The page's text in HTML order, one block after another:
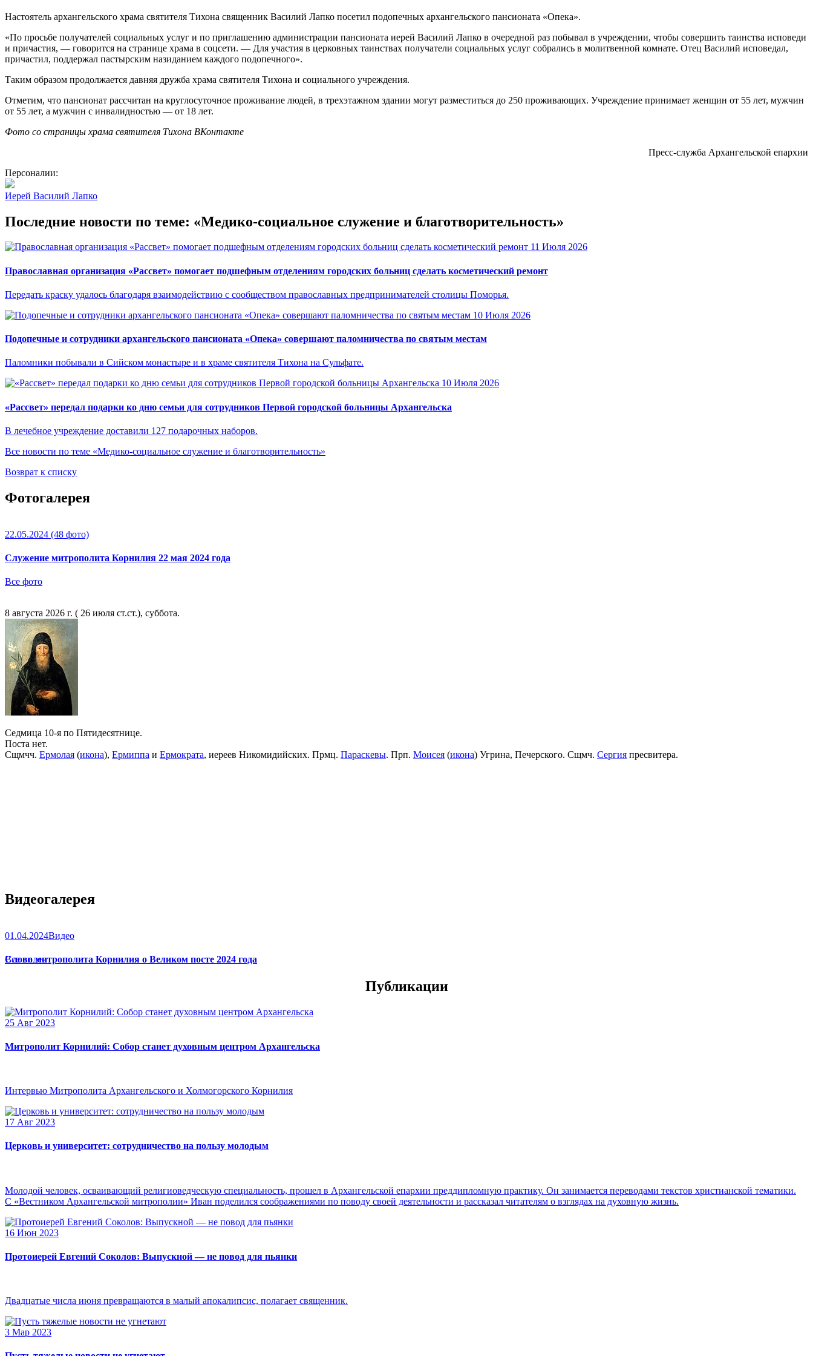
Настоятель архангельского храма святителя Тихона священник Василий Лапко посетил подопечных архангельского пансионата «Опека».
«По просьбе получателей социальных услуг и по приглашению администрации пансионата иерей Василий Лапко в очередной раз побывал в учреждении, чтобы совершить таинства исповеди
и причастия, — говорится на странице храма в соцсети. — Для участия в церковных таинствах получатели социальных услуг собрались в молитвенной комнате. Отец Василий исповедал,
причастил, поддержал пастырским назиданием каждого подопечного».
Таким образом продолжается давняя дружба храма святителя Тихона и социального учреждения.
Отметим, что пансионат рассчитан на круглосуточное проживание людей, в трехэтажном здании могут разместиться до 250 проживающих. Учреждение принимает женщин от 55 лет, мужчин
от 55 лет, а мужчин с инвалидностью — от 18 лет.
Фото со страницы храма святителя Тихона ВКонтакте
Пресс-служба Архангельской епархии
Персоналии:
Иерей Василий Лапко
Последние новости по теме: «Медико-социальное служение и благотворительность»
11 Июля 2026
Православная организация «Рассвет» помогает подшефным отделениям городских больниц сделать косметический ремонт
Передать краску удалось благодаря взаимодействию с сообществом православных предпринимателей столицы Поморья.
10 Июля 2026
Подопечные и сотрудники архангельского пансионата «Опека» совершают паломничества по святым местам
Паломники побывали в Сийском монастыре и в храме святителя Тихона на Сульфате.
10 Июля 2026
«Рассвет» передал подарки ко дню семьи для сотрудников Первой городской больницы Архангельска
В лечебное учреждение доставили 127 подарочных наборов.
Все новости по теме «Медико-социальное служение и благотворительность»
Возврат к списку
Фотогалерея
22.05.2024 (48 фото)
Служение митрополита Корнилия 22 мая 2024 года
Все фото
8 августа 2026 г. ( 26 июля ст.ст.), суббота.
Седмица 10-я по Пятидесятнице.
Поста нет.
Сщмчч. Ермолая (икона), Ермиппа и Ермократа, иереев Никомидийских. Прмц. Параскевы. Прп. Моисея (икона) Угрина, Печерского. Сщмч. Сергия пресвитера.
Видеогалерея
01.04.2024Видео
Слово митрополита Корнилия о Великом посте 2024 года
Все видео
Публикации
25 Авг 2023
Митрополит Корнилий: Собор станет духовным центром Архангельска
Интервью Митрополита Архангельского и Холмогорского Корнилия
17 Авг 2023
Церковь и университет: сотрудничество на пользу молодым
Молодой человек, осваивающий религиоведческую специальность, прошел в Архангельской епархии преддипломную практику. Он занимается переводами текстов христианской тематики.
С «Вестником Архангельской митрополии» Иван поделился соображениями по поводу своей деятельности и рассказал читателям о взглядах на духовную жизнь.
16 Июн 2023
Протоиерей Евгений Соколов: Выпускной — не повод для пьянки
Двадцатые числа июня превращаются в малый апокалипсис, полагает священник.
3 Мар 2023